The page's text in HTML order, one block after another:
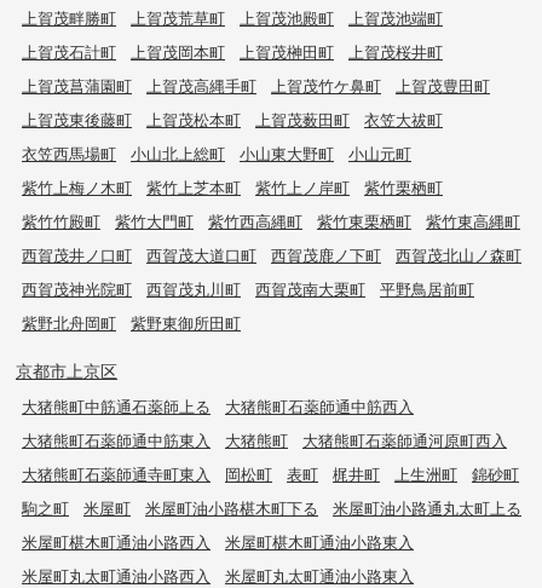
上賀茂畔勝町
上賀茂荒草町 上賀茂池殿町
上賀茂池端町
上賀茂石計町
上賀茂岡本町 上賀茂榊田町
上賀茂桜井町
上賀茂菖蒲園町
上賀茂高縄手町 上賀茂竹ケ鼻町
上賀茂豊田町
上賀茂東後藤町
上賀茂松本町 上賀茂薮田町
衣笠大祓町
衣笠西馬場町
小山北上総町 小山東大野町
小山元町
紫竹上梅ノ木町
紫竹上芝本町 紫竹上ノ岸町
紫竹栗栖町
紫竹竹殿町
紫竹大門町 紫竹西高縄町 紫竹東栗栖町
紫竹東高縄町
西賀茂井ノ口町
西賀茂大道口町 西賀茂鹿ノ下町
西賀茂北山ノ森町
西賀茂神光院町
西賀茂丸川町 西賀茂南大栗町
平野鳥居前町
紫野北舟岡町
紫野東御所田町
京都市上京区
大猪熊町中筋通石薬師上る
大猪熊町石薬師通中筋西入
大猪熊町石薬師通中筋東入
大猪熊町
大猪熊町石薬師通河原町西入
大猪熊町石薬師通寺町東入
岡松町 表町 梶井町 上生洲町
錦砂町
駒之町
米屋町 米屋町油小路椹木町下る
米屋町油小路通丸太町上る
米屋町椹木町通油小路西入
米屋町椹木町通油小路東入
米屋町丸太町通油小路西入
米屋町丸太町通油小路東入